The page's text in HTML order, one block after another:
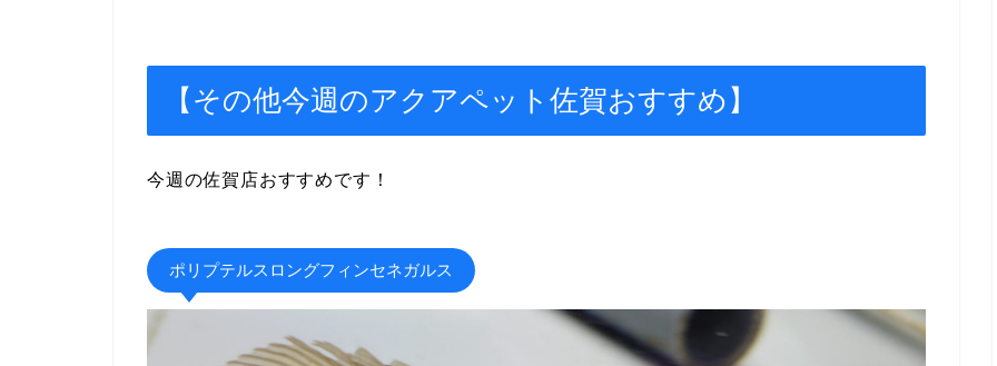
【その他今週のアクアペット佐賀おすすめ】
今週の佐賀店おすすめです！
ポリプテルスロングフィンセネガルス